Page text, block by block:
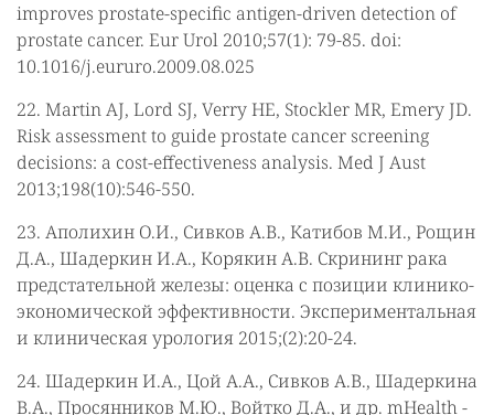
improves prostate-specific antigen-driven detection of
prostate cancer. Eur Urol 2010;57(1): 79-85. doi:
10.1016/j.eururo.2009.08.025
22. Martin AJ, Lord SJ, Verry HE, Stockler MR, Emery JD.
Risk assessment to guide prostate cancer screening
decisions: a cost-effectiveness analysis. Med J Aust
2013;198(10):546-550.
23. Аполихин О.И., Сивков А.В., Катибов М.И., Рощин
Д.А., Шадеркин И.А., Корякин А.В. Скрининг рака
предстательной железы: оценка с позиции клинико-
экономической эффективности. Экспериментальная
и клиническая урология 2015;(2):20-24.
24. Шадеркин И.А., Цой А.А., Сивков А.В., Шадеркина
В.А., Просянников М.Ю., Войтко Д.А., и др. mHealth -